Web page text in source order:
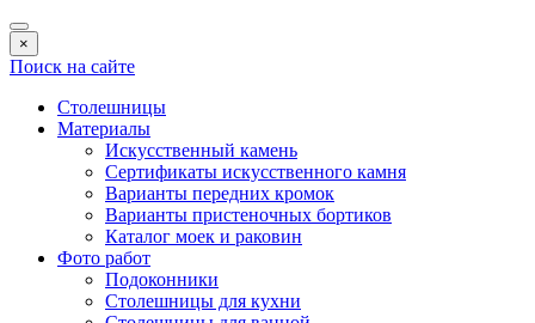
×
Поиск на сайте
Столешницы
Материалы
Искусственный камень
Сертификаты искусственного камня
Варианты передних кромок
Варианты пристеночных бортиков
Каталог моек и раковин
Фото работ
Подоконники
Столешницы для кухни